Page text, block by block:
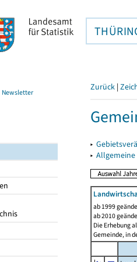
Newsletter Zurück |
▸
▸
ab 1999
ab 2010
Die Erhebung
Gemeinde, in